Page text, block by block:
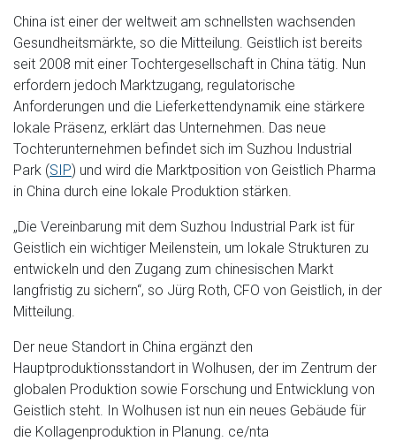
China ist einer der weltweit am schnellsten wachsenden
Gesundheitsmärkte, so die Mitteilung. Geistlich ist bereits
seit 2008 mit einer Tochtergesellschaft in China tätig. Nun
erfordern jedoch Marktzugang, regulatorische
Anforderungen und die Lieferkettendynamik eine stärkere
lokale Präsenz, erklärt das Unternehmen. Das neue
Tochterunternehmen befindet sich im Suzhou Industrial
Park (SIP) und wird die Marktposition von Geistlich Pharma
in China durch eine lokale Produktion stärken.
„Die Vereinbarung mit dem Suzhou Industrial Park ist für
Geistlich ein wichtiger Meilenstein, um lokale Strukturen zu
entwickeln und den Zugang zum chinesischen Markt
langfristig zu sichern“, so Jürg Roth, CFO von Geistlich, in der
Mitteilung.
Der neue Standort in China ergänzt den
Hauptproduktionsstandort in Wolhusen, der im Zentrum der
globalen Produktion sowie Forschung und Entwicklung von
Geistlich steht. In Wolhusen ist nun ein neues Gebäude für
die Kollagenproduktion in Planung. ce/nta